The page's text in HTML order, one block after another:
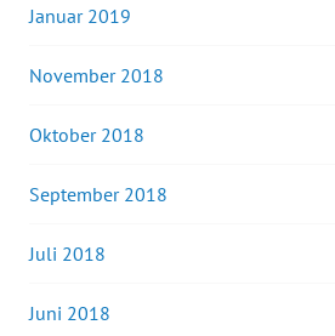
Januar 2019
November 2018
Oktober 2018
September 2018
Juli 2018
Juni 2018